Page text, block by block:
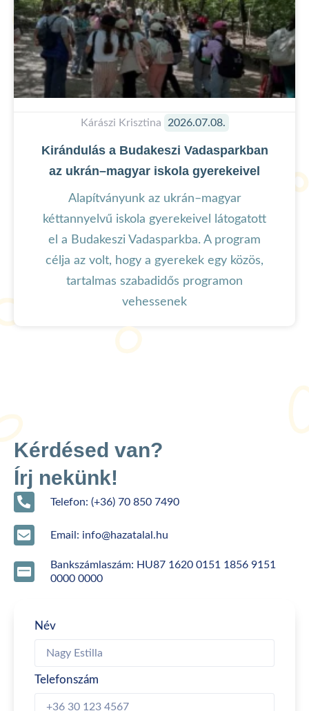
Kirándulás a Budakeszi Vadasparkban
az ukrán–magyar iskola gyerekeivel
Alapítványunk az ukrán–magyar
kéttannyelvű iskola gyerekeivel látogatott
el a Budakeszi Vadasparkba. A program
célja az volt, hogy a gyerekek egy közös,
tartalmas szabadidős programon
vehessenek
Kárászi Krisztina 2026.07.08.
Kérdésed van?
Írj nekünk!
Telefon: (+36) 70 850 7490
Email: info@hazatalal.hu
Bankszámlaszám: HU87 1620 0151 1856 9151
0000 0000
Név
Telefonszám